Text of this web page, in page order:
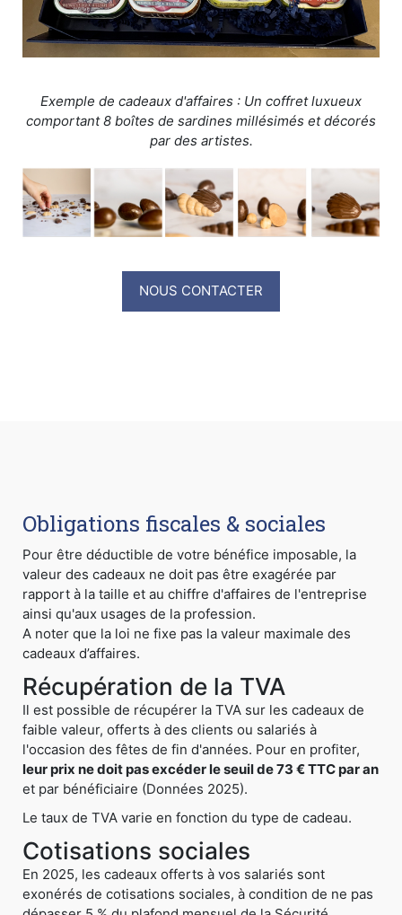
Exemple de cadeaux d'affaires : Un coffret luxueux
comportant 8 boîtes de sardines millésimés et décorés
par des artistes.
NOUS CONTACTER
Obligations fiscales & sociales
Pour être déductible de votre bénéfice imposable, la
valeur des cadeaux ne doit pas être exagérée par
rapport à la taille et au chiffre d'affaires de l'entreprise
ainsi qu'aux usages de la profession.
A noter que la loi ne fixe pas la valeur maximale des
cadeaux d’affaires.
Récupération de la TVA
Il est possible de récupérer la TVA sur les cadeaux de
faible valeur, offerts à des clients ou salariés à
l'occasion des fêtes de fin d'années. Pour en profiter,
leur prix ne doit pas excéder le seuil de 73 € TTC par an
et par bénéficiaire (Données 2025).
Le taux de TVA varie en fonction du type de cadeau.
Cotisations sociales
En 2025, les cadeaux offerts à vos salariés sont
exonérés de cotisations sociales, à condition de ne pas